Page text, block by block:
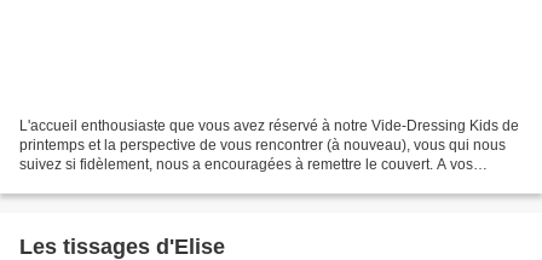
L'accueil enthousiaste que vous avez réservé à notre Vide-Dressing Kids de
printemps et la perspective de vous rencontrer (à nouveau), vous qui nous
suivez si fidèlement, nous a encouragées à remettre le couvert. A vos
Les tissages d'Elise